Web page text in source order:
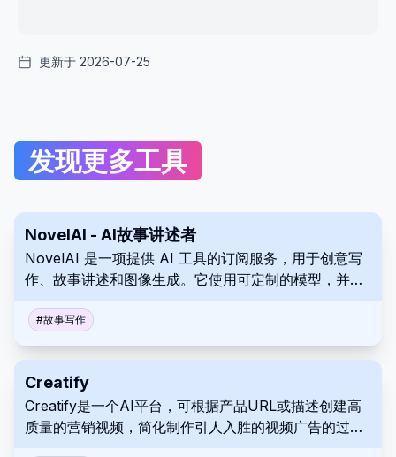
更新于 2026-07-25
发现更多工具
NovelAI - AI故事讲述者
NovelAI 是一项提供 AI 工具的订阅服务，用于创意写
作、故事讲述和图像生成。它使用可定制的模型，并且
#故事写作
Creatify
Creatify是一个AI平台，可根据产品URL或描述创建高
质量的营销视频，简化制作引人入胜的视频广告的过